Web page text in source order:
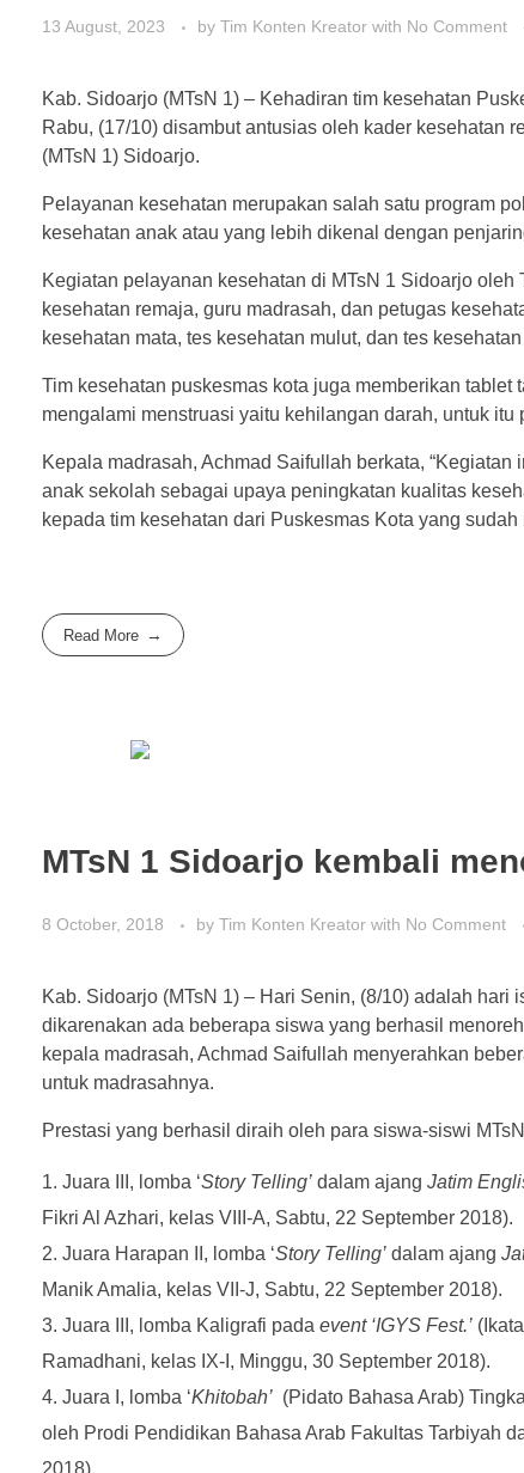
13 August, 2023 by Tim Konten Kreator with No Comment
Kab. Sidoarjo (MTsN 1) – Kehadiran tim kesehatan
Rabu, (17/10) disambut antusias oleh kader kesehatan
(MTsN 1) Sidoarjo.
Pelayanan kesehatan merupakan salah satu program
kesehatan anak atau yang lebih dikenal dengan
Kegiatan pelayanan kesehatan di MTsN 1 Sidoarjo
kesehatan remaja, guru madrasah, dan petugas
kesehatan mata, tes kesehatan mulut, dan tes
Tim kesehatan puskesmas kota juga memberikan
mengalami menstruasi yaitu kehilangan darah, untuk
Kepala madrasah, Achmad Saifullah berkata,
anak sekolah sebagai upaya peningkatan kualitas
kepada tim kesehatan dari Puskesmas Kota yang
Read More
MTsN 1 Sidoarjo kembali
8 October, 2018 by Tim Konten Kreator with No Comment
Kab. Sidoarjo (MTsN 1) – Hari Senin, (8/10) adalah
dikarenakan ada beberapa siswa yang berhasil
kepala madrasah, Achmad Saifullah menyerahkan
untuk madrasahnya.
Prestasi yang berhasil diraih oleh para siswa-siswi
Juara III, lomba ‘Story Telling’ dalam ajang Jatim
Fikri Al Azhari, kelas VIII-A, Sabtu, 22 September 2018).
Juara Harapan II, lomba ‘Story Telling’ dalam ajang
Manik Amalia, kelas VII-J, Sabtu, 22 September 2018).
Juara III, lomba Kaligrafi pada event ‘IGYS Fest.’
Ramadhani, kelas IX-I, Minggu, 30 September 2018).
Juara I, lomba ‘Khitobah’ (Pidato Bahasa Arab)
oleh Prodi Pendidikan Bahasa Arab Fakultas Tarbiyah